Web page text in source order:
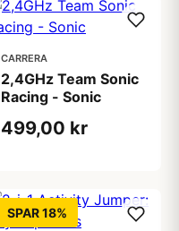
CARRERA
2,4GHz Team Sonic
Racing - Sonic
499,00 kr
SPAR 18%